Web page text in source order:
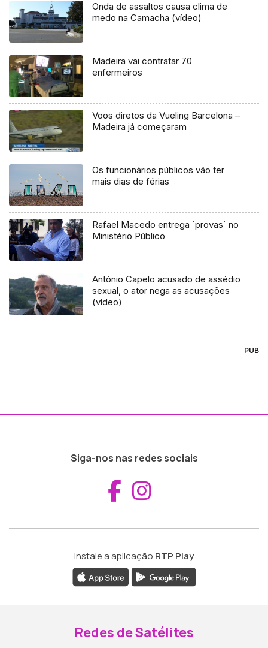
Onda de assaltos causa clima de
medo na Camacha (vídeo)
Madeira vai contratar 70
enfermeiros
Voos diretos da Vueling Barcelona –
Madeira já começaram
Os funcionários públicos vão ter
mais dias de férias
Rafael Macedo entrega `provas` no
Ministério Público
António Capelo acusado de assédio
sexual, o ator nega as acusações
(vídeo)
PUB
Siga-nos nas redes sociais
Aceder ao
Instale a aplicação RTP Play
Redes de Satélites